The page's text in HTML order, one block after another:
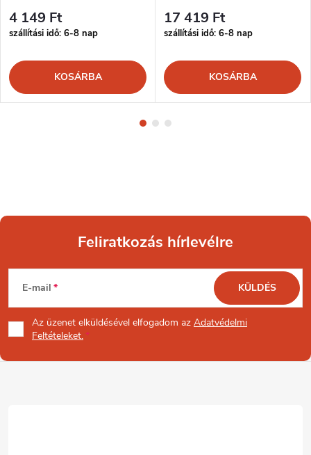
4 149 Ft
szállítási idő: 6-8 nap
KOSÁRBA
17 419 Ft
szállítási idő: 6-8 nap
KOSÁRBA
L
á
b
Feliratkozás hírlevélre
E-mail
Az üzenet elküldésével elfogadom az Adatvédelmi
Feltételeket.
KÜLDÉS